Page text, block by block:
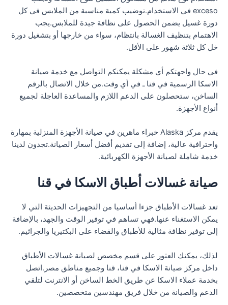
exceso في الاستخدام.توضيب كمية مناسبة من الملابس في كل
دورة غسيل يضمن الحصول على نظافة جيدة للملابس.يجب
الاهتمام بتنظيف الغسالة بانتظام، سواء من خارجها أو بتشغيل دورة
خل كل ثلاثة شهور على الأقل.
في حال واجهتكم أي مشكلة يمكنكم التواصل مع خدمة صيانة
الاسكا الرسمية في قنا ـ في أي وقت.من خلال الاتصال بالرقم
الساخن، ستحصلون على الدعم اللازم والمساعدة العاجلة لجميع
أنواع الأجهزة.
يقدم مركز Alaska خبراء ماهرين في صيانة الأجهزة المنزلية بمهارة
واحترافية عالية، إضافة إلى تقديم أفضل أسعار الصيانة.تجدون لدينا
خدمة شاملة لصيانة الأجهزة الكهربائية.
صيانة غسالات أطباق الاسكا في قنا
تعد غسالات الأطباق جزءا أساسيا من التجهيزات الحديثة التي لا
يمكن الاستغناء عنها.فهي تساهم في توفير الوقت والجهد، بالإضافة
إلى توفير نظافة مثالية للأطباق والقضاء على البكتيريا والجراثيم.
لذلك، يمكنك العثور على قسم مخصص لصيانة غسالات الأطباق
داخل مركز صيانة الاسكا في قنا، قنا وجميع مناطق مصر.اتصل
بخدمة عملاء الاسكا عن طريق الخط الساخن أو الانترنت لتلقي
الدعم والصيانة من خلال فريق مهندسين متخصصين.